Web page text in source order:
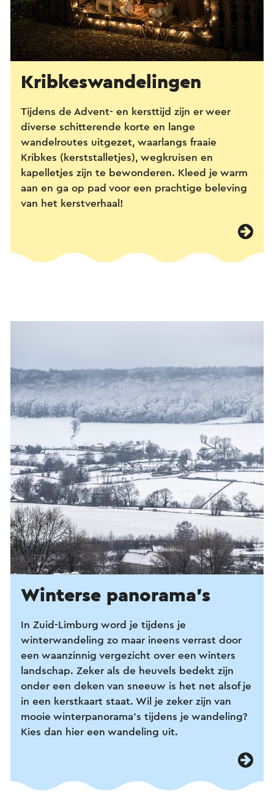
Kribkes­wandelingen
Tijdens de Advent- en kersttijd zijn er weer
diverse schitterende korte en lange
wandelroutes uitgezet, waarlangs fraaie
Kribkes (kerststalletjes), wegkruisen en
kapelletjes zijn te bewonderen. Kleed je warm
aan en ga op pad voor een prachtige beleving
van het kerstverhaal!
Winterse panorama's
In Zuid-Limburg word je tijdens je
winterwandeling zo maar ineens verrast door
een waanzinnig vergezicht over een winters
landschap. Zeker als de heuvels bedekt zijn
onder een deken van sneeuw is het net alsof je
in een kerstkaart staat. Wil je zeker zijn van
mooie winterpanorama’s tijdens je wandeling?
Kies dan hier een wandeling uit.